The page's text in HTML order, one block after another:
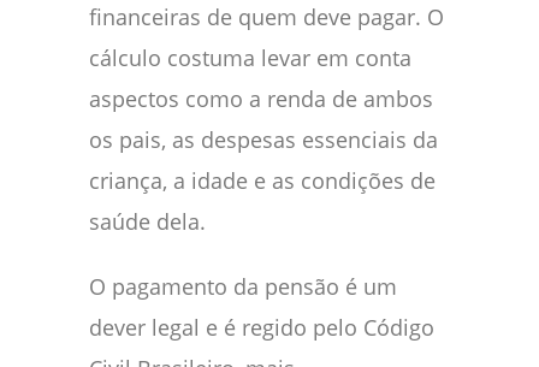
financeiras de quem deve pagar. O
cálculo costuma levar em conta
aspectos como a renda de ambos
os pais, as despesas essenciais da
criança, a idade e as condições de
saúde dela.
O pagamento da pensão é um
dever legal e é regido pelo Código